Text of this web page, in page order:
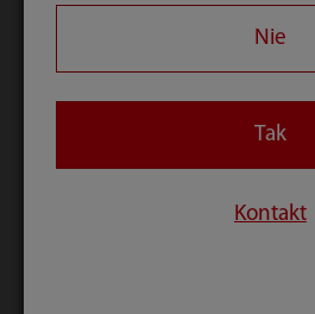
Kod weryfikacyjny
zapoznałem/am się i akceptuję
Nie
Tak
Kontakt